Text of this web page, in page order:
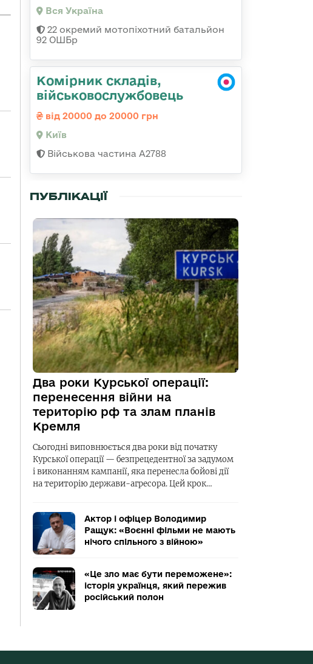
Вся Україна
22 окремий мотопіхотний батальйон
92 ОШБр
Комірник складів,
військовослужбовець
від 20000 до 20000 грн
Київ
Військова частина А2788
ПУБЛІКАЦІЇ
Два роки Курської операції:
перенесення війни на
територію рф та злам планів
Кремля
Сьогодні виповнюється два роки від початку
Курської операції — безпрецедентної за задумом
і виконанням кампанії, яка перенесла бойові дії
на територію держави-агресора. Цей крок…
Актор і офіцер Володимир
Ращук: «Воєнні фільми не мають
нічого спільного з війною»
«Це зло має бути переможене»:
історія українця, який пережив
російський полон